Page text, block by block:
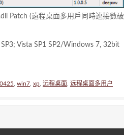
Patch (遠程桌面多用戶同時連接數破
Vista SP1 SP2/Windows 7, 32bit
win7 xp 远程桌面 远程桌面多用户